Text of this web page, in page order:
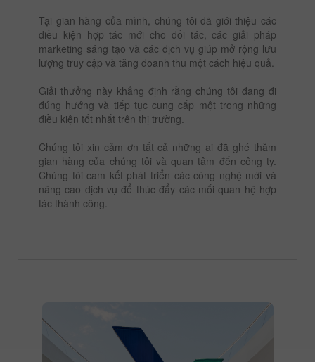
Tại gian hàng của mình, chúng tôi đã giới thiệu các
điều kiện hợp tác mới cho đối tác, các giải pháp
marketing sáng tạo và các dịch vụ giúp mở rộng lưu
lượng truy cập và tăng doanh thu một cách hiệu quả.
Giải thưởng này khẳng định rằng chúng tôi đang đi
đúng hướng và tiếp tục cung cấp một trong những
điều kiện tốt nhất trên thị trường.
Chúng tôi xin cảm ơn tất cả những ai đã ghé thăm
gian hàng của chúng tôi và quan tâm đến công ty.
Chúng tôi cam kết phát triển các công nghệ mới và
nâng cao dịch vụ để thúc đẩy các mối quan hệ hợp
tác thành công.